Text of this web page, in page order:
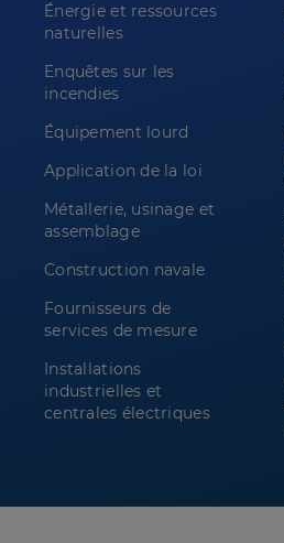
Énergie et ressources
naturelles
Enquêtes sur les
incendies
Équipement lourd
Application de la loi
Métallerie, usinage et
assemblage
Construction navale
Fournisseurs de
services de mesure
Installations
industrielles et
centrales électriques